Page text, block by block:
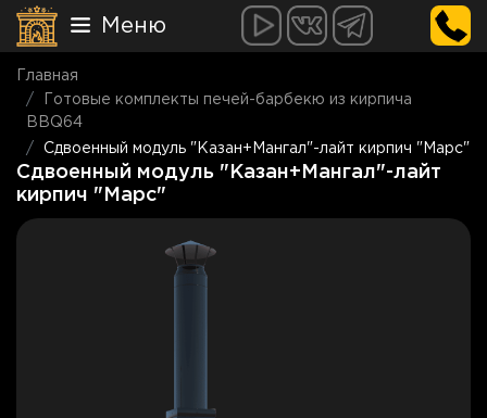
Меню
Главная
Готовые комплекты печей-барбекю из кирпича
BBQ64
Сдвоенный модуль "Казан+Мангал"-лайт кирпич "Марс"
Сдвоенный модуль "Казан+Мангал"-лайт
кирпич "Марс"